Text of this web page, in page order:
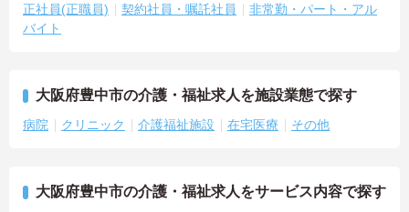
正社員(正職員) 契約社員・嘱託社員
非常勤・パート・アル
バイト
大阪府豊中市の介護・福祉求人を施設業態で探す
病院 クリニック 介護福祉施設 在宅医療 その他
大阪府豊中市の介護・福祉求人をサービス内容で探す